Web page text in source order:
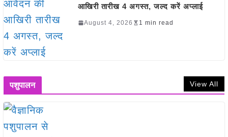
आखिरी तारीख 4 अगस्त, जल्द करें अप्लाई
August 4, 2026 1 min read
पशुपालन View All